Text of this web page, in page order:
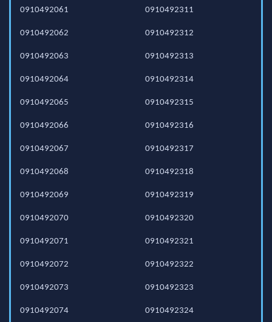
0910492061
0910492062
0910492063
0910492064
0910492065
0910492066
0910492067
0910492068
0910492069
0910492070
0910492071
0910492072
0910492073
0910492074
0910492311
0910492312
0910492313
0910492314
0910492315
0910492316
0910492317
0910492318
0910492319
0910492320
0910492321
0910492322
0910492323
0910492324